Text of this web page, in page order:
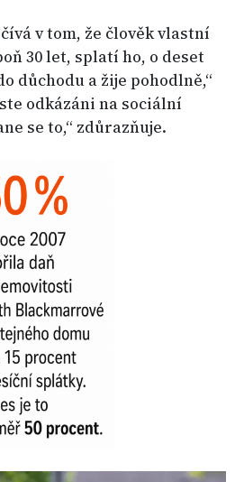
v tom, že člověk vlastní
30 let, splatí ho, o deset
důchodu a žije pohodlně,“
odkázáni na sociální
se to,“ zdůrazňuje.